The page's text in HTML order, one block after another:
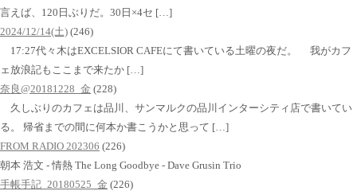
言えば、120日ぶりだ。30日×4セ […]
2024/12/14(土) (246)
17:27代々木はEXCELSIOR CAFEにて書いている土曜の夜だ。 我がカフ
ェ放浪記もここまで来たか […]
奈良@20181228_金 (228)
久しぶりのカフェは品川、サンマルクの品川インターシティ店で書いてい
る。 帰省までの間に何本か書こうかと思って […]
FROM RADIO 202306 (226)
朝本 浩文 - 情熱 The Long Goodbye - Dave Grusin Trio
手帳手記_20180525_金 (226)